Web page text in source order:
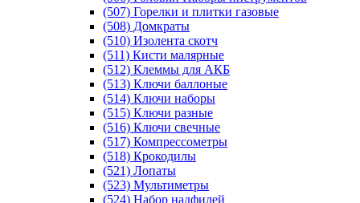
(507) Горелки и плитки газовые
(508) Домкраты
(510) Изолента скотч
(511) Кисти малярные
(512) Клеммы для АКБ
(513) Ключи баллоные
(514) Ключи наборы
(515) Ключи разные
(516) Ключи свечные
(517) Компрессометры
(518) Крокодилы
(521) Лопаты
(523) Мультиметры
(524) Набор надфилей